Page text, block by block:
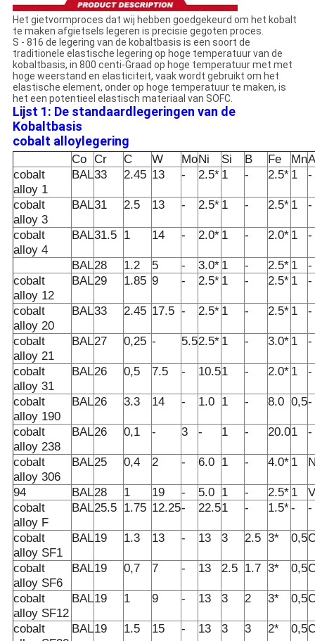
Het gietvormproces dat wij hebben goedgekeurd om het kobalt
te maken afgietsels legeren is precisie gegoten proces.
S - 816 de legering van de kobaltbasis is een soort de
traditionele elastische legering op hoge temperatuur van de
kobaltbasis, in 800 centi-Graad op hoge temperatuur met met
hoge weerstand en elasticiteit, vaak wordt gebruikt om het
elastische element, onder op hoge temperatuur te maken, is
het een potentieel elastisch materiaal van SOFC.
Lijst 1: De standaardlegeringen van de
Kobaltbasis
cobalt alloylegering
Co Cr C W MoNi Si B Fe Mn
cobalt
alloy 1
BAL33 2.45 13 - 2.5* 1 - 2.5* 1 -
cobalt
alloy 3
BAL31 2.5 13 - 2.5* 1 - 2.5* 1 -
cobalt
alloy 4
BAL31.5 1 14 - 2.0* 1 - 2.0* 1 -
BAL28 1.2 5 - 3.0* 1 - 2.5* 1
-
cobalt
alloy 12
BAL29 1.85 9 - 2.5* 1 - 2.5* 1 -
cobalt
alloy 20
BAL33 2.45 17.5 - 2.5* 1 - 2.5* 1 -
cobalt
alloy 21
BAL27 0,25 - 5.52.5* 1 - 3.0* 1 -
cobalt
alloy 31
BAL26 0,5 7.5 - 10.51 - 2.0* 1 -
cobalt
alloy 190
BAL26 3.3 14 - 1.0 1 - 8.0 0,5-
cobalt
alloy 238
BAL26 0,1 - 3 - 1 - 20.01 -
cobalt
alloy 306
BAL25 0,4 2 - 6.0 1 - 4.0* 1
94 BAL28 1 19 - 5.0 1 - 2.5* 1
cobalt
alloy F
BAL25.5 1.75 12.25- 22.51 - 1.5*- -
cobalt
alloy SF1
BAL19 1.3 13 - 13 3 2.5 3* 0,5
cobalt
alloy SF6
BAL19 0,7 7 - 13 2.5 1.7 3* 0,5
cobalt
alloy SF12
BAL19 1 9 - 13 3 2 3* 0,5
cobalt
BAL19 1.5 15 - 13 3 3 2* 0,5